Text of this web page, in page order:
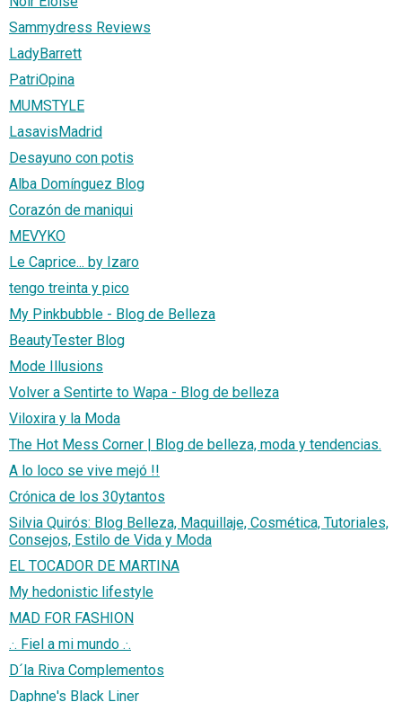
Sammydress Reviews
LadyBarrett
PatriOpina
MUMSTYLE
LasavisMadrid
Desayuno con potis
Alba Domínguez Blog
Corazón de maniqui
MEVYKO
Le Caprice... by Izaro
tengo treinta y pico
My Pinkbubble - Blog de Belleza
BeautyTester Blog
Mode Illusions
Volver a Sentirte to Wapa - Blog de belleza
Viloxira y la Moda
The Hot Mess Corner | Blog de belleza, moda y tendencias.
A lo loco se vive mejó !!
Crónica de los 30ytantos
Silvia Quirós: Blog Belleza, Maquillaje, Cosmética, Tutoriales,
Consejos, Estilo de Vida y Moda
EL TOCADOR DE MARTINA
My hedonistic lifestyle
MAD FOR FASHION
.·. Fiel a mi mundo .·.
D´la Riva Complementos
Daphne's Black Liner